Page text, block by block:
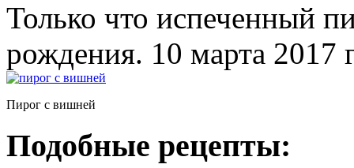
Только что испеченный
рождения. 10 марта 2017
Пирог с вишней
Подобные рецепты: